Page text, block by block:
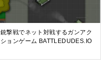
銃撃戦でネット対戦するガンアク
ションゲーム BATTLEDUDES.IO